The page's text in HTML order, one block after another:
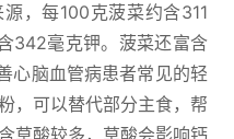
，每100克菠菜约含311
342毫克钾。菠菜还富含
心脑血管病患者常见的轻
，可以替代部分主食，帮
草酸较多，草酸会影响钙